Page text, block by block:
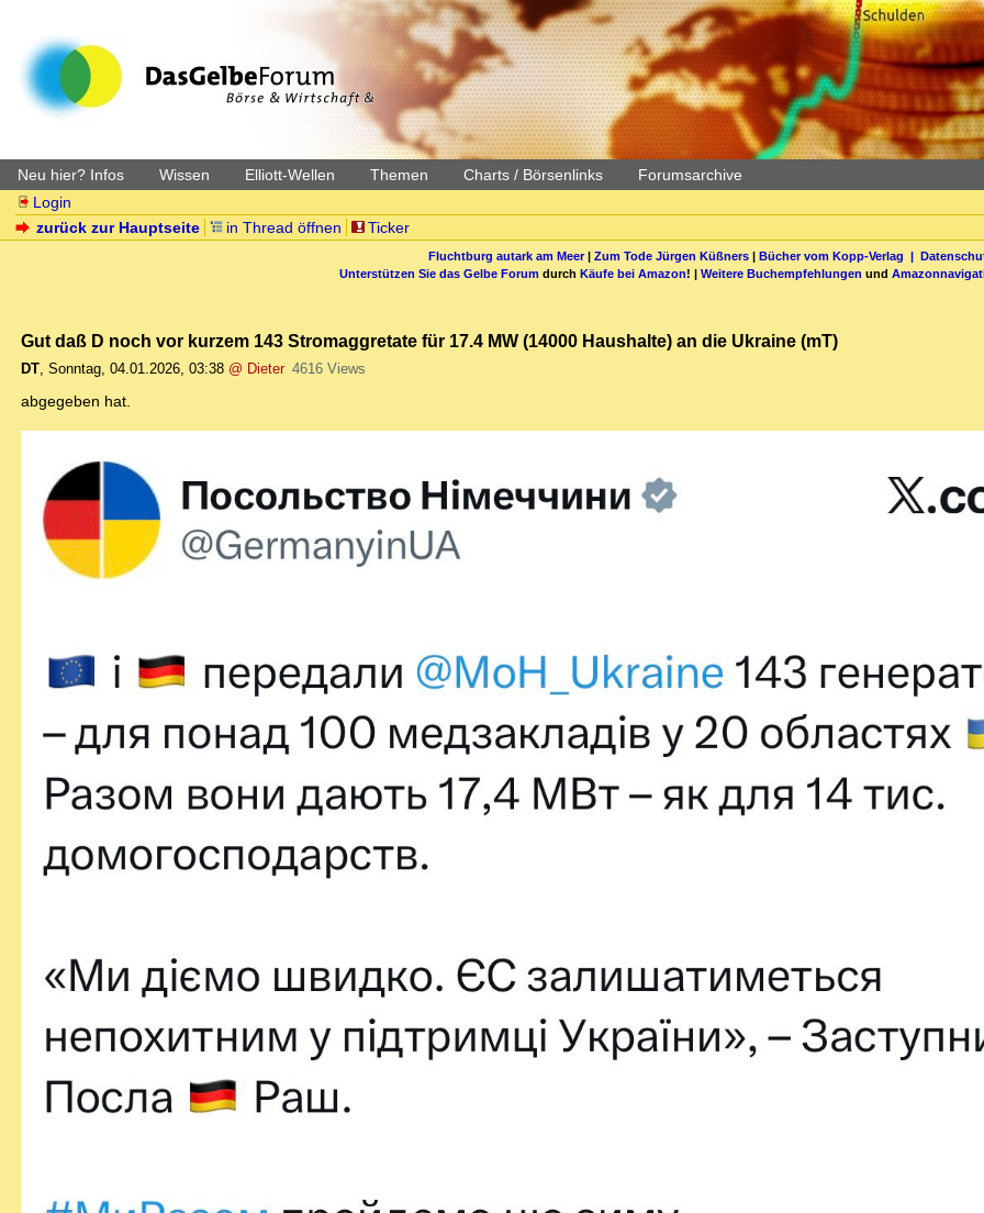
Neu hier? Infos Wissen Elliott-Wellen Themen Charts / Börsenlinks Forumsarchive
Login
zurück zur Hauptseite
in Thread öffnen Ticker
Fluchtburg autark am Meer| Zum Tode Jürgen Küßners| Bücher vom Kopp-Verlag |
Unterstützen Sie das Gelbe Forum durch Käufe bei Amazon! | Weitere Buchempfehlungen und
Gut daß D noch vor kurzem 143 Stromaggretate für 17.4 MW (14000 Haushalte) an die Ukraine (mT)
DT, Sonntag, 04.01.2026, 03:38 @ Dieter 4616 Views
abgegeben hat.